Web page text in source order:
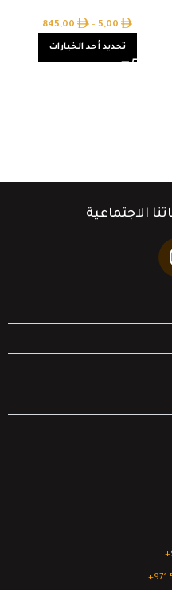
5,00
–
845,00
تحديد أحد الخيارات
الاجتماعية
‎+971